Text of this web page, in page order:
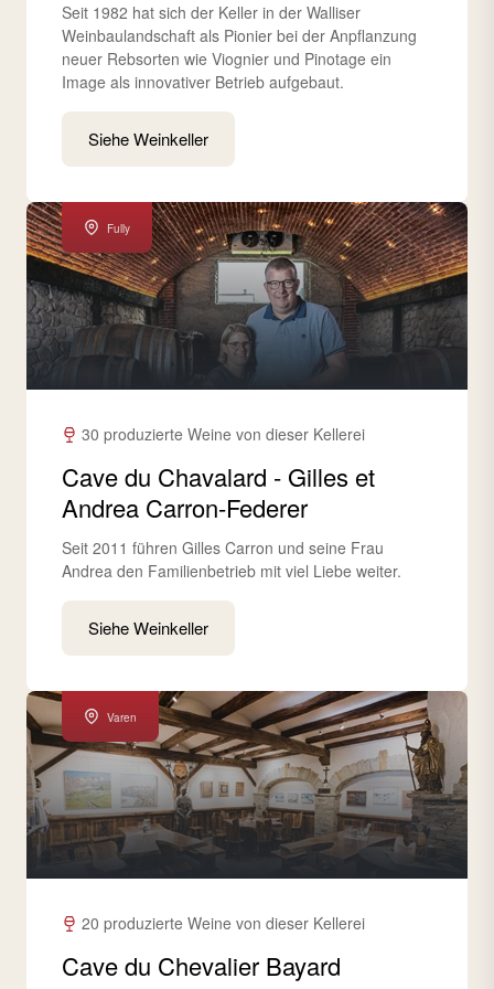
Seit 1982 hat sich der Keller in der Walliser
Weinbaulandschaft als Pionier bei der Anpflanzung
neuer Rebsorten wie Viognier und Pinotage ein
Image als innovativer Betrieb aufgebaut.
Siehe Weinkeller
Fully
30 produzierte Weine von dieser Kellerei
Cave du Chavalard - Gilles et
Andrea Carron-Federer
Seit 2011 führen Gilles Carron und seine Frau
Andrea den Familienbetrieb mit viel Liebe weiter.
Siehe Weinkeller
Varen
20 produzierte Weine von dieser Kellerei
Cave du Chevalier Bayard